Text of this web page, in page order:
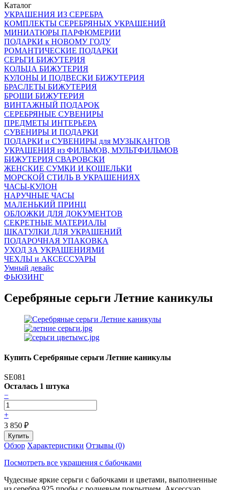
Каталог
УКРАШЕНИЯ ИЗ СЕРЕБРА
КОМПЛЕКТЫ СЕРЕБРЯНЫХ УКРАШЕНИЙ
МИНИАТЮРЫ ПАРФЮМЕРИИ
ПОДАРКИ к НОВОМУ ГОДУ
РОМАНТИЧЕСКИЕ ПОДАРКИ
СЕРЬГИ БИЖУТЕРИЯ
КОЛЬЦА БИЖУТЕРИЯ
КУЛОНЫ И ПОДВЕСКИ БИЖУТЕРИЯ
БРАСЛЕТЫ БИЖУТЕРИЯ
БРОШИ БИЖУТЕРИЯ
ВИНТАЖНЫЙ ПОДАРОК
СЕРЕБРЯНЫЕ СУВЕНИРЫ
ПРЕДМЕТЫ ИНТЕРЬЕРА
СУВЕНИРЫ И ПОДАРКИ
ПОДАРКИ и СУВЕНИРЫ для МУЗЫКАНТОВ
УКРАШЕНИЯ из ФИЛЬМОВ, МУЛЬТФИЛЬМОВ
БИЖУТЕРИЯ СВАРОВСКИ
ЖЕНСКИЕ СУМКИ И КОШЕЛЬКИ
МОРСКОЙ СТИЛЬ В УКРАШЕНИЯХ
ЧАСЫ-КУЛОН
НАРУЧНЫЕ ЧАСЫ
МАЛЕНЬКИЙ ПРИНЦ
ОБЛОЖКИ ДЛЯ ДОКУМЕНТОВ
СЕКРЕТНЫЕ МАТЕРИАЛЫ
ШКАТУЛКИ ДЛЯ УКРАШЕНИЙ
ПОДАРОЧНАЯ УПАКОВКА
УХОД ЗА УКРАШЕНИЯМИ
ЧEХЛЫ и АКСЕССУАРЫ
Умный девайс
ФЬЮЗИНГ
Серебряные серьги Летние каникулы
Купить Серебряные серьги Летние каникулы
SE081
Осталась 1 штука
−
+
3 850 ₽
Обзор Характеристики Отзывы (0)
Посмотреть все украшения с бабочками
Чудесные яркие серьги с бабочками и цветами, выполненные